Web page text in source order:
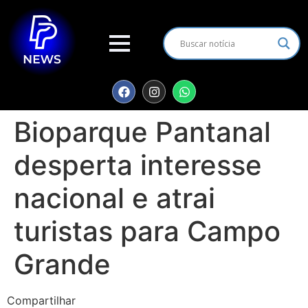
Bioparque Pantanal
desperta interesse
nacional e atrai
turistas para Campo
Grande
Compartilhar